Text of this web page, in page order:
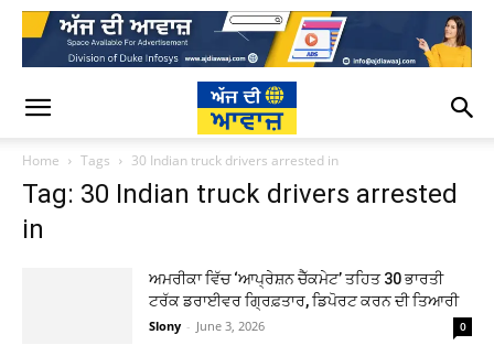
Home Tags 30 Indian truck drivers arrested in
Tag: 30 Indian truck drivers arrested
in
ਅਮਰੀਕਾ ਵਿੱਚ ‘ਆਪ੍ਰੇਸ਼ਨ ਚੈੱਕਮੇਟ’ ਤਹਿਤ 30 ਭਾਰਤੀ
ਟਰੱਕ ਡਰਾਈਵਰ ਗ੍ਰਿਫ਼ਤਾਰ, ਡਿਪੋਰਟ ਕਰਨ ਦੀ ਤਿਆਰੀ
Slony - June 3, 2026 0